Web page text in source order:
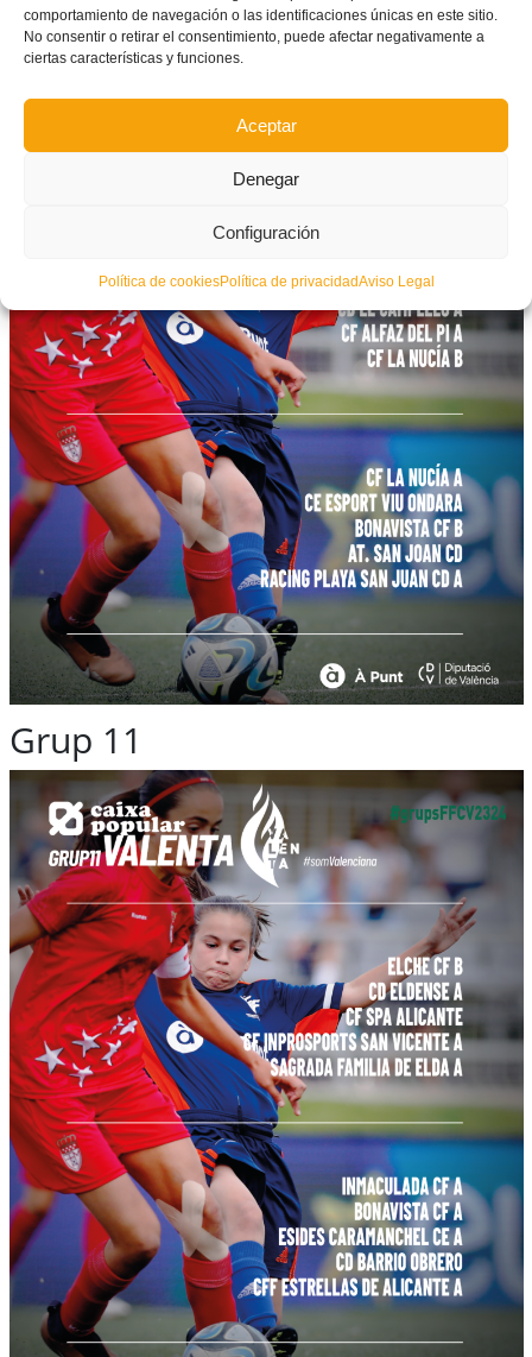
comportamiento de navegación o las identificaciones únicas en este sitio.
No consentir o retirar el consentimiento, puede afectar negativamente a
ciertas características y funciones.
Aceptar
Denegar
Configuración
Política de cookiesPolítica de privacidadAviso Legal
Grup 10
Grup 11